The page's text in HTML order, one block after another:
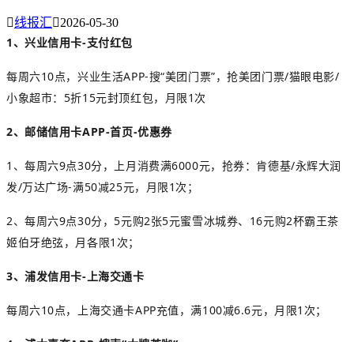
线报汇2026-05-30
1、兴业信用卡-支付红包
每周六10点，兴业生活APP-搜“美团门票”，抢美团门票/猫眼电影/
小象超市：5折15元封顶红包，月限1次
2、邮储信用卡APP-首页-优惠券
1、每周六9点30分，上月消费满6000元，抢券：肯德基/永辉大润
发/万达广场-满50减25元，月限1次；
2、每周六9点30分，5元购2张5元蜜雪冰城券、16元购2杯霸王茶
姬伯牙绝弦，月各限1次；
3、浦发信用卡-上海交通卡
每周六10点，上海交通卡APP充值，满100减6.6元，月限1次；